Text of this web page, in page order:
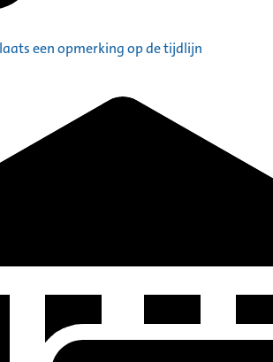
een opmerking op de tijdlijn